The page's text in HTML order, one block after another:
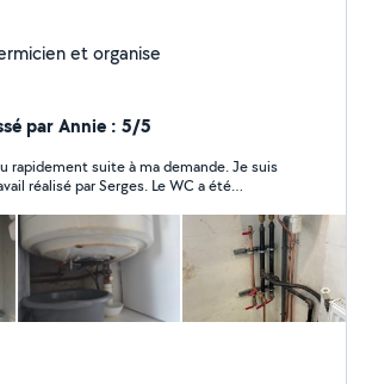
Super sympa thermicien et organise
par Annie : 5/5
rapidement suite à ma demande. Je suis
réalisé par Serges. Le WC a été
et efficace. Je le recommande et
à lui sans hésitation si besoin.